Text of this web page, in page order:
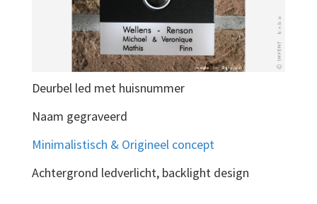
Deurbel led met huisnummer
Naam gegraveerd
Minimalistisch & Origineel concept
Achtergrond ledverlicht, backlight design